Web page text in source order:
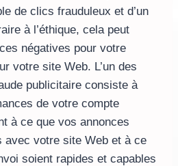
de clics frauduleux et d’un
à l’éthique, cela peut
négatives pour votre
votre site Web. L’un des
publicitaire consiste à
de votre compte
à ce que vos annonces
avec votre site Web et à ce
soient rapides et capables